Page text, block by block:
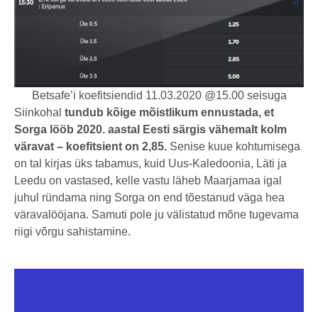
Betsafe’i koefitsiendid 11.03.2020 @15.00 seisuga
Siinkohal tundub kõige mõistlikum ennustada, et
Sorga lööb 2020. aastal Eesti särgis vähemalt kolm
väravat – koefitsient on 2,85. Senise kuue kohtumisega
on tal kirjas üks tabamus, kuid Uus-Kaledoonia, Läti ja
Leedu on vastased, kelle vastu läheb Maarjamaa igal
juhul ründama ning Sorga on end tõestanud väga hea
väravalööjana. Samuti pole ju välistatud mõne tugevama
riigi võrgu sahistamine.